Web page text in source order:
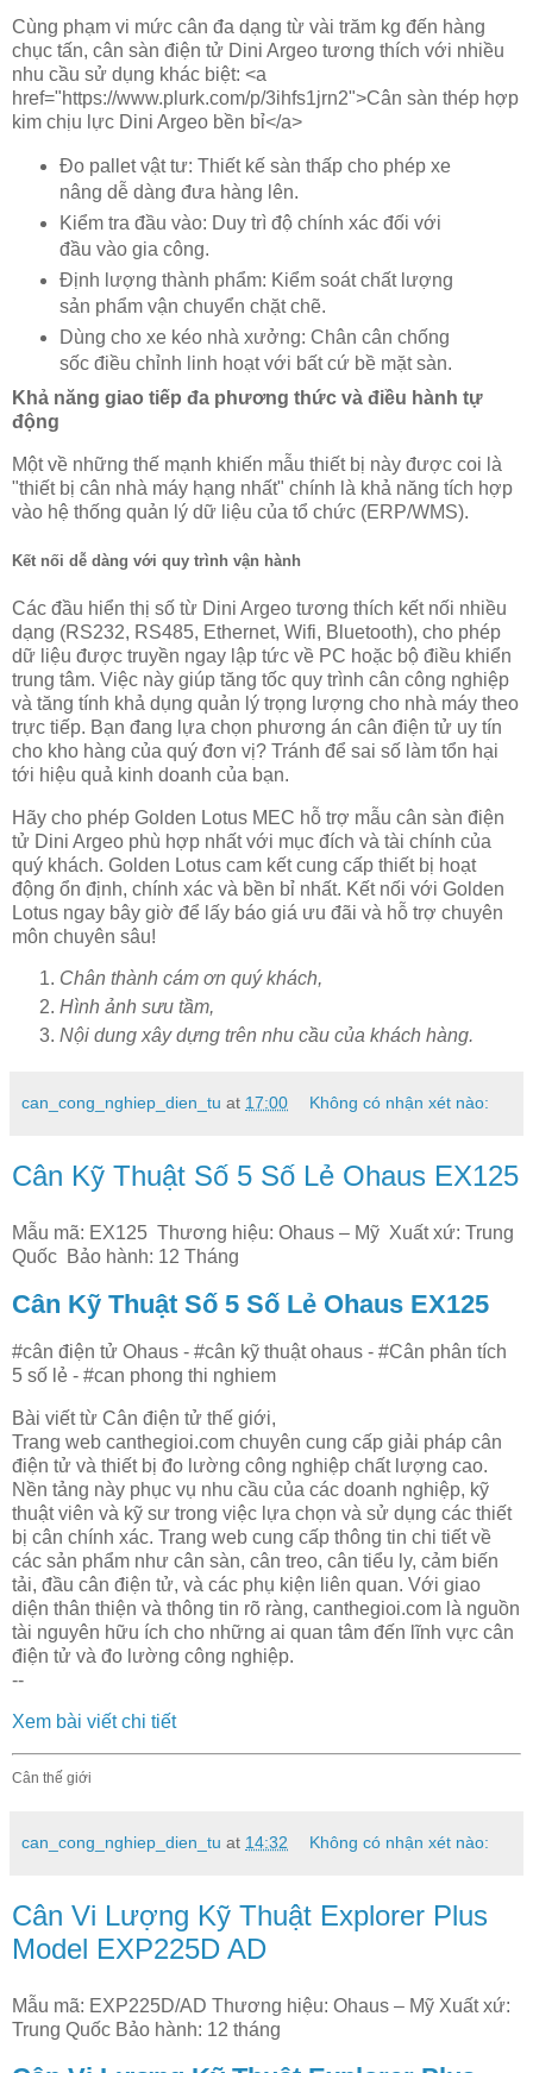
Cùng phạm vi mức cân đa dạng từ vài trăm kg đến hàng
chục tấn, cân sàn điện tử Dini Argeo tương thích với nhiều
nhu cầu sử dụng khác biệt: <a
href="https://www.plurk.com/p/3ihfs1jrn2">Cân sàn thép hợp
kim chịu lực Dini Argeo bền bỉ</a>
Đo pallet vật tư: Thiết kế sàn thấp cho phép xe
nâng dễ dàng đưa hàng lên.
Kiểm tra đầu vào: Duy trì độ chính xác đối với
đầu vào gia công.
Định lượng thành phẩm: Kiểm soát chất lượng
sản phẩm vận chuyển chặt chẽ.
Dùng cho xe kéo nhà xưởng: Chân cân chống
sốc điều chỉnh linh hoạt với bất cứ bề mặt sàn.
Khả năng giao tiếp đa phương thức và điều hành tự
động
Một về những thế mạnh khiến mẫu thiết bị này được coi là
"thiết bị cân nhà máy hạng nhất" chính là khả năng tích hợp
vào hệ thống quản lý dữ liệu của tổ chức (ERP/WMS).
Kết nối dễ dàng với quy trình vận hành
Các đầu hiển thị số từ Dini Argeo tương thích kết nối nhiều
dạng (RS232, RS485, Ethernet, Wifi, Bluetooth), cho phép
dữ liệu được truyền ngay lập tức về PC hoặc bộ điều khiển
trung tâm. Việc này giúp tăng tốc quy trình cân công nghiệp
và tăng tính khả dụng quản lý trọng lượng cho nhà máy theo
trực tiếp. Bạn đang lựa chọn phương án cân điện tử uy tín
cho kho hàng của quý đơn vị? Tránh để sai số làm tổn hại
tới hiệu quả kinh doanh của bạn.
Hãy cho phép Golden Lotus MEC hỗ trợ mẫu cân sàn điện
tử Dini Argeo phù hợp nhất với mục đích và tài chính của
quý khách. Golden Lotus cam kết cung cấp thiết bị hoạt
động ổn định, chính xác và bền bỉ nhất. Kết nối với Golden
Lotus ngay bây giờ để lấy báo giá ưu đãi và hỗ trợ chuyên
môn chuyên sâu!
Chân thành cám ơn quý khách,
Hình ảnh sưu tầm,
Nội dung xây dựng trên nhu cầu của khách hàng.
can_cong_nghiep_dien_tu at 17:00 Không có nhận xét nào:
Cân Kỹ Thuật Số 5 Số Lẻ Ohaus EX125
Mẫu mã: EX125 Thương hiệu: Ohaus – Mỹ Xuất xứ: Trung
Quốc Bảo hành: 12 Tháng
Cân Kỹ Thuật Số 5 Số Lẻ Ohaus EX125
#cân điện tử Ohaus - #cân kỹ thuật ohaus - #Cân phân tích
5 số lẻ - #can phong thi nghiem
Bài viết từ Cân điện tử thế giới,
Trang web canthegioi.com chuyên cung cấp giải pháp cân
điện tử và thiết bị đo lường công nghiệp chất lượng cao.
Nền tảng này phục vụ nhu cầu của các doanh nghiệp, kỹ
thuật viên và kỹ sư trong việc lựa chọn và sử dụng các thiết
bị cân chính xác. Trang web cung cấp thông tin chi tiết về
các sản phẩm như cân sàn, cân treo, cân tiểu ly, cảm biến
tải, đầu cân điện tử, và các phụ kiện liên quan. Với giao
diện thân thiện và thông tin rõ ràng, canthegioi.com là nguồn
tài nguyên hữu ích cho những ai quan tâm đến lĩnh vực cân
điện tử và đo lường công nghiệp.
--
Xem bài viết chi tiết
Cân thế giới
can_cong_nghiep_dien_tu at 14:32 Không có nhận xét nào:
Cân Vi Lượng Kỹ Thuật Explorer Plus
Model EXP225D AD
Mẫu mã: EXP225D/AD Thương hiệu: Ohaus – Mỹ Xuất xứ:
Trung Quốc Bảo hành: 12 tháng